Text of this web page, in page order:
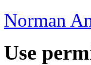
Norman
Use